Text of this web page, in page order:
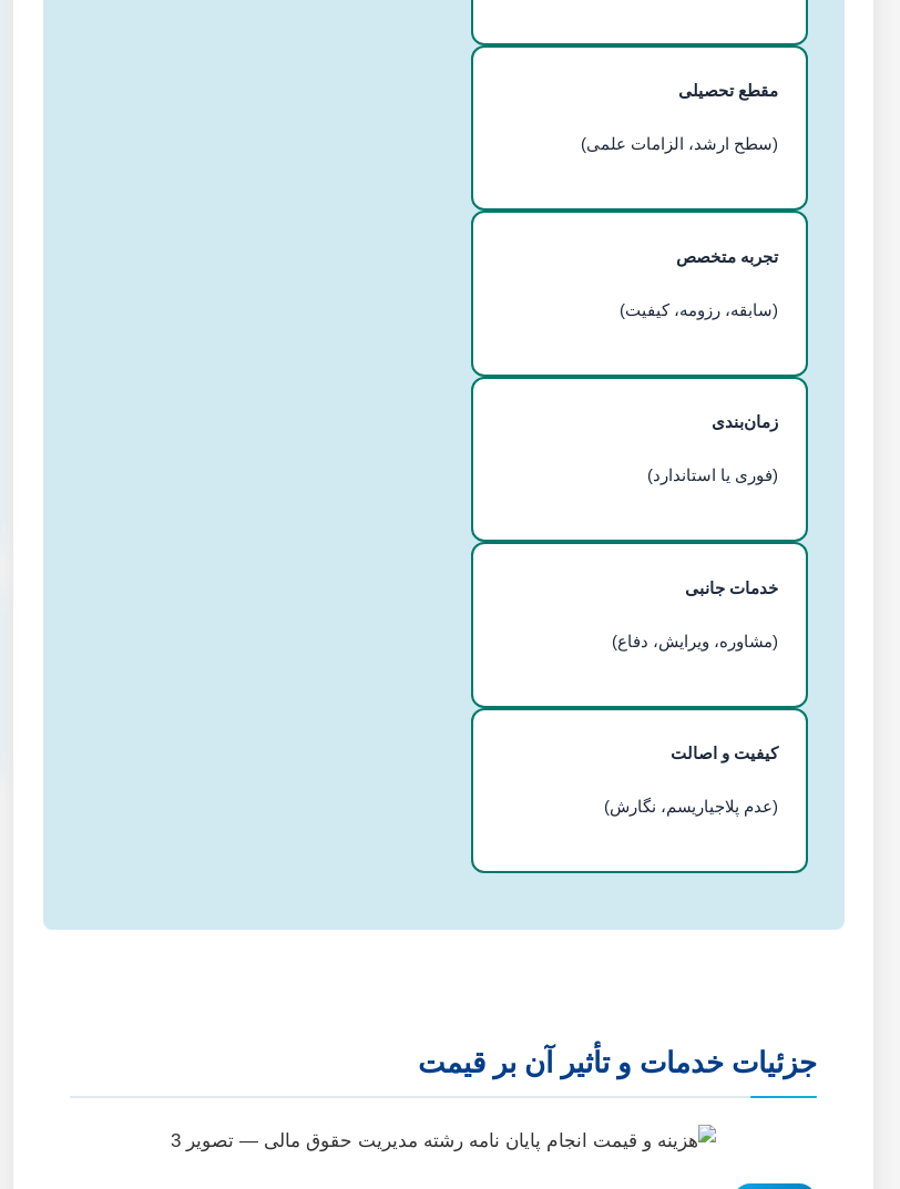
مقطع تحصیلی
(سطح ارشد، الزامات علمی)
تجربه متخصص
(سابقه، رزومه، کیفیت)
زمان‌بندی
(فوری یا استاندارد)
خدمات جانبی
(مشاوره، ویرایش، دفاع)
کیفیت و اصالت
(عدم پلاجیاریسم، نگارش)
جزئیات خدمات و تأثیر آن بر قیمت